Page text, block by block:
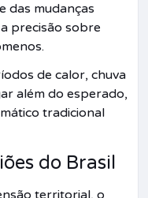
das mudanças
precisão sobre
de calor, chuva
além do esperado,
tradicional
do Brasil
territorial, o